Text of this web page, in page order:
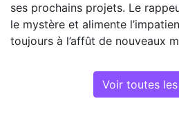
ses prochains projets. Le
le mystère et alimente
toujours à l’affût de nouveaux
Voir toutes